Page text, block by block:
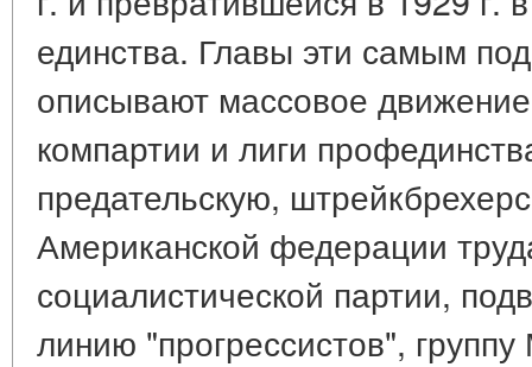
единства. Главы эти самым
описывают массовое движение
компартии и лиги
предательскую,
Американской федерации
социалистической партии,
линию "прогрессистов",